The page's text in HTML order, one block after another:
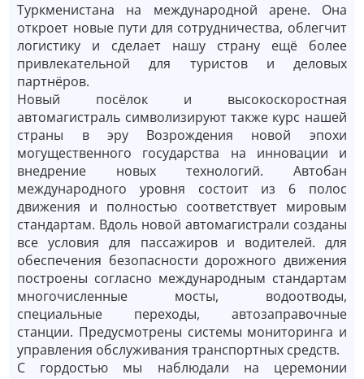
Туркменистана на международной арене. Она
откроет новые пути для сотрудничества, облегчит
логистику и сделает нашу страну ещё более
привлекательной для туристов и деловых
партнёров.
Новый посёлок и высокоскоростная
автомагистраль символизируют также курс нашей
страны в эру Возрождения новой эпохи
могущественного государства на инновации и
внедрение новых технологий. Автобан
международного уровня состоит из 6 полос
движения и полностью соответствует мировым
стандартам. Вдоль новой автомагистрали созданы
все условия для пассажиров и водителей. для
обеспечения безопасности дорожного движения
построены согласно международным стандартам
многочисленные мосты, водоотводы,
специальные переходы, автозаправочные
станции. Предусмотрены системы мониторинга и
управления обслуживания транспортных средств.
С гордостью мы наблюдали на церемонии